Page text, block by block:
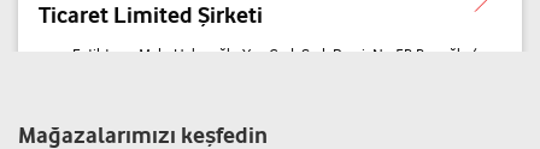
Ticaret Limited Şirketi
Fetihtepe Mah. Halıcıoğlu Yan Cad. Şark Pasajı No:5B Beyoğlu/
Mağazalarımızı keşfedin